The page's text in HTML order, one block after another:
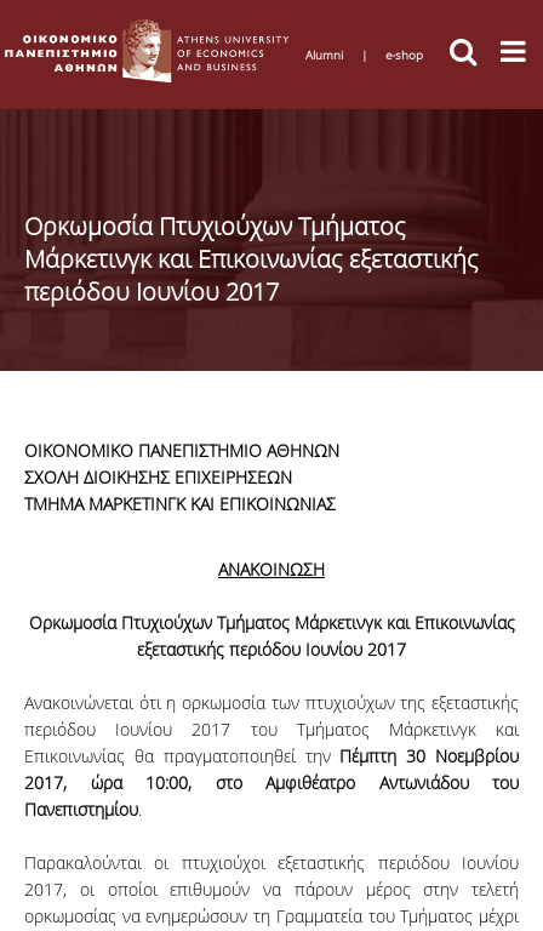
Alumni | e-shop
Ορκωμοσία Πτυχιούχων Τμήματος
Μάρκετινγκ και Επικοινωνίας εξεταστικής
περιόδου Ιουνίου 2017
ΟΙΚΟΝΟΜΙΚΟ ΠΑΝΕΠΙΣΤΗΜΙΟ ΑΘΗΝΩΝ
ΣΧΟΛΗ ΔΙΟΙΚΗΣΗΣ ΕΠΙΧΕΙΡΗΣΕΩΝ
ΤΜΗΜΑ ΜΑΡΚΕΤΙΝΓΚ ΚΑΙ ΕΠΙΚΟΙΝΩΝΙΑΣ
ΑΝΑΚΟΙΝΩΣΗ
Ορκωμοσία Πτυχιούχων Τμήματος Μάρκετινγκ και Επικοινωνίας
εξεταστικής περιόδου Ιουνίου 2017
Ανακοινώνεται ότι η ορκωμοσία των πτυχιούχων της εξεταστικής
περιόδου Ιουνίου 2017 του Τμήματος Μάρκετινγκ και
Επικοινωνίας θα πραγματοποιηθεί την Πέμπτη 30 Νοεμβρίου
2017, ώρα 10:00, στο Αμφιθέατρο Αντωνιάδου του
Πανεπιστημίου.
Παρακαλούνται οι πτυχιούχοι εξεταστικής περιόδου Ιουνίου
2017, οι οποίοι επιθυμούν να πάρουν μέρος στην τελετή
ορκωμοσίας να ενημερώσουν τη Γραμματεία του Τμήματος μέχρι